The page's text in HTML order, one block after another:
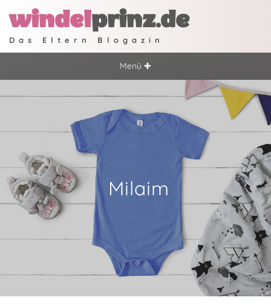
windelprinz.de
Das Eltern Blogazin
Menü ✚
Milaim